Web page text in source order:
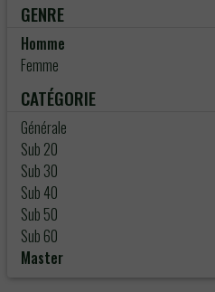
GENRE
Homme
Femme
CATÉGORIE
Générale
Sub 20
Sub 30
Sub 40
Sub 50
Sub 60
Master